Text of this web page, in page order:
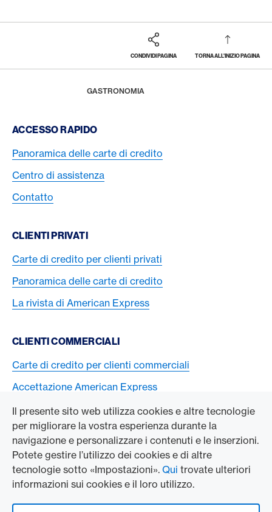
Il presente sito web utilizza cookies e altre tecnologie
per migliorare la vostra esperienza durante la
navigazione e personalizzare i contenuti e le inserzioni.
Potete gestire l’utilizzo dei cookies e di altre
tecnologie sotto «Impostazioni». Qui trovate ulteriori
informazioni sui cookies e il loro utilizzo.
CONDIVIDI PAGINA TORNA ALL'INIZIO PAGINA
Footer
GASTRONOMIA
Footer Navigation
ACCESSO RAPIDO
Panoramica delle carte di credito
Centro di assistenza
Contatto
CLIENTI PRIVATI
Carte di credito per clienti privati
Panoramica delle carte di credito
La rivista di American Express
CLIENTI COMMERCIALI
Carte di credito per clienti commerciali
Accettazione American Express
L’AZIENDA
Swisscard AECS GmbH
American Express Globale
Contact & Social channels